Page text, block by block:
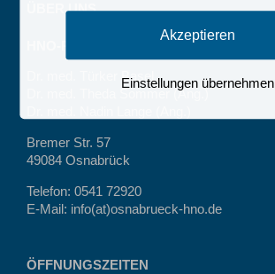
ÜBER UNS
Dr. med. Türker Basel
Dr. med. Theda Sommer (Ang.)
Bremer Str. 57
49084 Osnabrück
Telefon: 0541 72920
E-Mail: info(at)osnabrueck-hno.de
ÖFFNUNGSZEITEN
Akzeptieren
Einstellungen übernehmen